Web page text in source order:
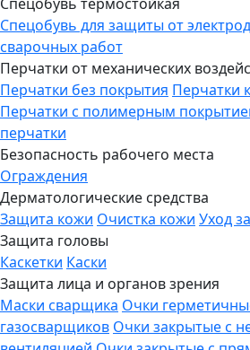
Спецобувь для защиты от
сварочных работ
Перчатки от механических
Перчатки без покрытия Перчатки
Перчатки с полимерным
перчатки
Безопасность рабочего места
Ограждения
Дерматологические средства
Защита кожи Очистка кожи Уход
Защита головы
Каскетки Каски
Защита лица и органов зрения
Маски сварщика Очки
газосварщиков Очки закрытые с